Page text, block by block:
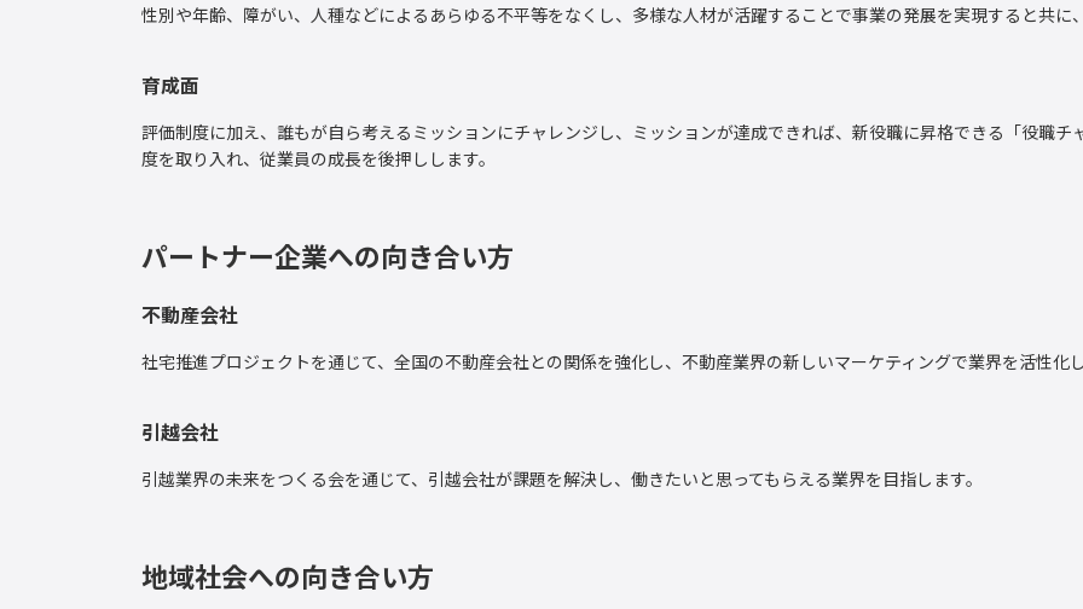
性別や年齢、障がい、人種などによるあらゆる不平等をなくし、多様な人材が活躍することで事業の発展を実現すると共に
育成面
評価制度に加え、誰もが自ら考えるミッションにチャレンジし、ミッションが達成できれば、新役職に昇格できる「役職
度を取り入れ、従業員の成長を後押しします。
パートナー企業への向き合い方
不動産会社
社宅推進プロジェクトを通じて、全国の不動産会社との関係を強化し、不動産業界の新しいマーケティングで業界を活性化し
引越会社
引越業界の未来をつくる会を通じて、引越会社が課題を解決し、働きたいと思ってもらえる業界を目指します。
地域社会への向き合い方